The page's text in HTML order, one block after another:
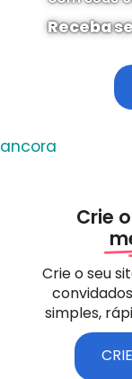
Receba
Crie
Crie o seu
simples,
ancora